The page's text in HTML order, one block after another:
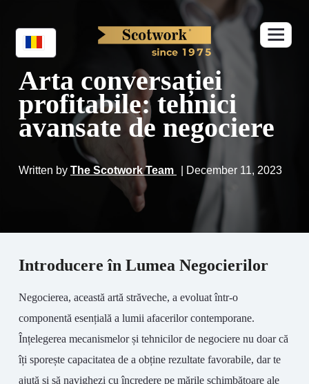
Arta conversației
profitabile: tehnici
avansate de negociere
Written by The Scotwork Team | December 11, 2023
Introducere în Lumea Negocierilor
Negocierea, această artă străveche, a evoluat într-o
componentă esențială a lumii afacerilor contemporane.
Înțelegerea mecanismelor și tehnicilor de negociere nu doar că
îți sporește capacitatea de a obține rezultate favorabile, dar te
ajută și să navighezi cu încredere pe mările schimbătoare ale